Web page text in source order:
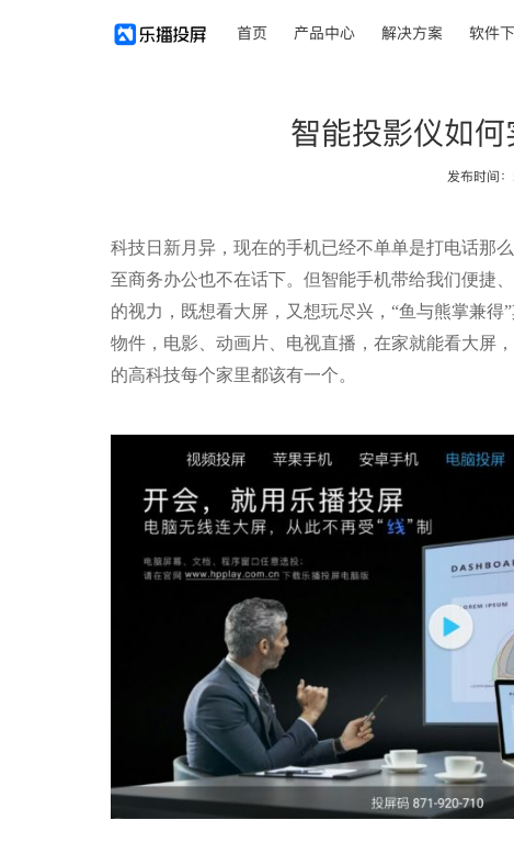
首页 产品中心 解决方案 软件
智能投影仪如何
发布时间
科技日新月异，现在的手机已经不单单是打电话那
至商务办公也不在话下。但智能手机带给我们便捷
的视力，既想看大屏，又想玩尽兴，“鱼与熊掌兼
物件，电影、动画片、电视直播，在家就能看大屏
的高科技每个家里都该有一个。